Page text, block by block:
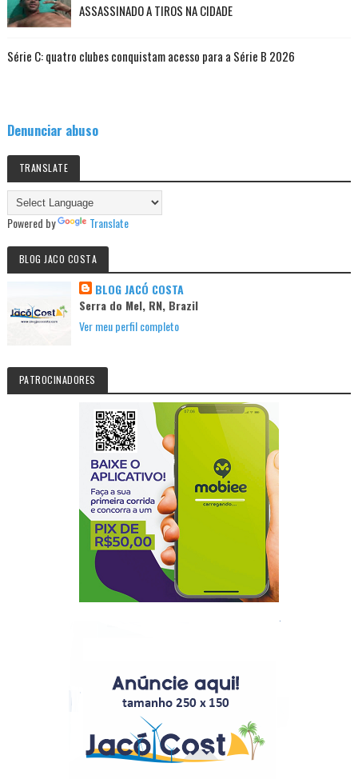
ASSASSINADO A TIROS NA CIDADE
Série C: quatro clubes conquistam acesso para a Série B 2026
Denunciar abuso
TRANSLATE
Powered by Translate
BLOG JACO COSTA
BLOG JACÓ COSTA
Serra do Mel, RN, Brazil
Ver meu perfil completo
PATROCINADORES